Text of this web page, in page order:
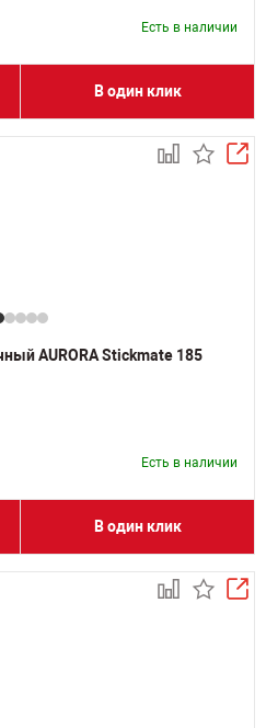
Есть в наличии
В один клик
AURORA Stickmate 185
Есть в наличии
В один клик